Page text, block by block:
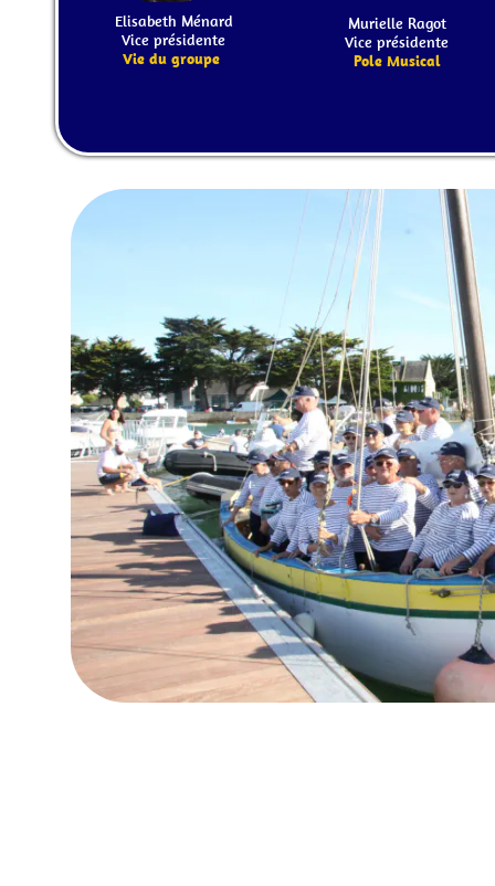
Elisabeth Ménard
Vice présidente
Vie du groupe
Murielle Ragot
Vice présidente
Pole Musical